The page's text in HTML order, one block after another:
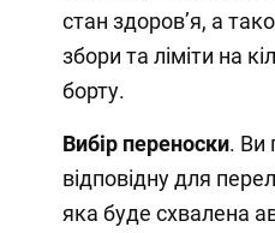
стан здоров’я, а
збори та ліміти на
борту.
Вибір переноски. Ви
відповідну для
яка буде схвалена